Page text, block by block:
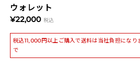
ウォレット
¥22,000 税込
税込11,000円以上ご購入で送料は当社負担にな
で